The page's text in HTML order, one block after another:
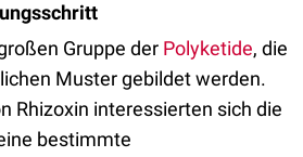
Gruppe der Polyketide, die
Muster gebildet werden.
Rhizoxin interessierten sich die
bestimmte